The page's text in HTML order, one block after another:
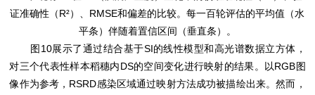
证准确性（R²）、RMSE和偏差的比较。每一百轮评估的平均值（水
平条）伴随着置信区间（垂直条）。
图10展示了通过结合基于SI的线性模型和高光谱数据立方体，
对三个代表性样本稻穗内DS的空间变化进行映射的结果。以RGB图
像作为参考，RSRD感染区域通过映射方法成功被描绘出来。然而，